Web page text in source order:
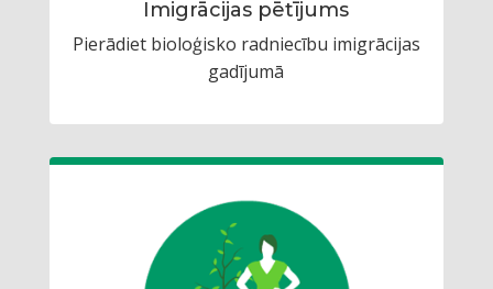
Imigrācijas pētījums
Pierādiet bioloģisko radniecību imigrācijas
gadījumā